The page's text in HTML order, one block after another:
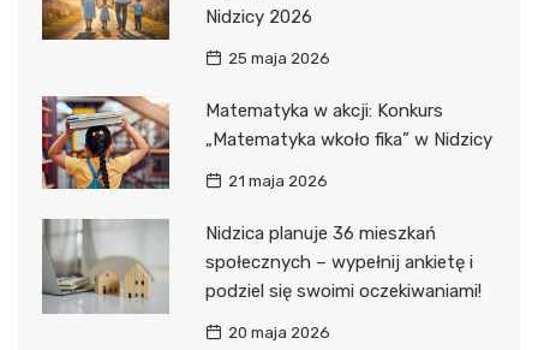
Nidzicy 2026
25 maja 2026
Matematyka w akcji: Konkurs
„Matematyka wkoło fika” w Nidzicy
21 maja 2026
Nidzica planuje 36 mieszkań
społecznych – wypełnij ankietę i
podziel się swoimi oczekiwaniami!
20 maja 2026